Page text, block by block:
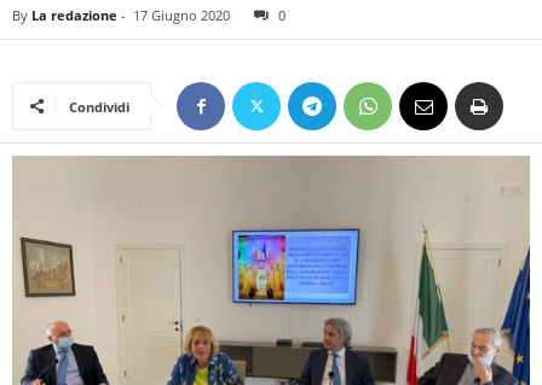
By La redazione - 17 Giugno 2020 0
Condividi